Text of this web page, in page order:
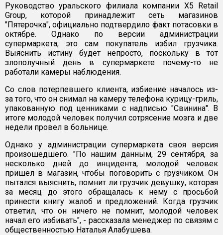
Руководство уральского филиала компании X5 Retail
Group, которой принадлежит сеть магазинов
"Пятерочка", официально подтвердило факт потасовки в
октябре. Однако по версии администрации
супермаркета, это сам покупатель избил грузчика.
Выяснить истину будет непросто, поскольку в тот
злополучный день в супермаркете почему-то не
работали камеры наблюдения.
Со слов потерпевшего клиента, избиение началось из-
за того, что он снимал на камеру телефона курицу-гриль,
упакованную под ценниками с надписью "Свинина". В
итоге молодой человек получил сотрясение мозга и две
недели провел в больнице.
Однако у администрации супермаркета своя версия
произошедшего. "По нашим данным, 29 сентября, за
несколько дней до инцидента, молодой человек
пришел в магазин, чтобы поговорить с грузчиком. Он
пытался выяснить, помнит ли грузчик девушку, которая
за месяц до этого обращалась к нему с просьбой
принести книгу жалоб и предложений. Когда грузчик
ответил, что он ничего не помнит, молодой человек
начал его избивать", - рассказала менеджер по связям с
общественностью Наталья Алабушева.